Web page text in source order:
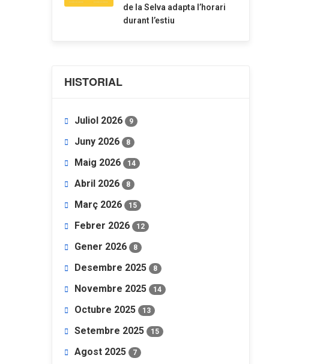
de la Selva adapta l’horari
durant l’estiu
HISTORIAL
Juliol 2026 9
Juny 2026 8
Maig 2026 14
Abril 2026 8
Març 2026 15
Febrer 2026 12
Gener 2026 8
Desembre 2025 8
Novembre 2025 14
Octubre 2025 13
Setembre 2025 15
Agost 2025 7